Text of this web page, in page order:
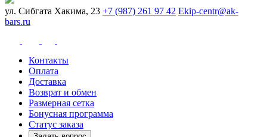
ул. Сибгата Хакима, 23 +7 (987) 261 97 42 Ekip-centr@ak-
bars.ru
Контакты
Оплата
Доставка
Возврат и обмен
Размерная сетка
Бонусная программа
Статус заказа